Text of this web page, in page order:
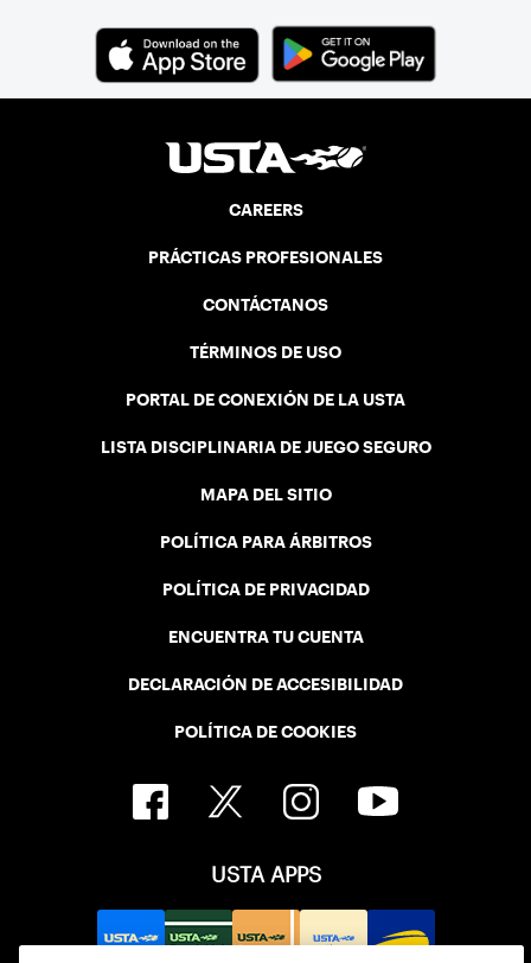
CAREERS
PRÁCTICAS PROFESIONALES
CONTÁCTANOS
TÉRMINOS DE USO
PORTAL DE CONEXIÓN DE LA USTA
LISTA DISCIPLINARIA DE JUEGO SEGURO
MAPA DEL SITIO
POLÍTICA PARA ÁRBITROS
POLÍTICA DE PRIVACIDAD
ENCUENTRA TU CUENTA
DECLARACIÓN DE ACCESIBILIDAD
POLÍTICA DE COOKIES
USTA APPS